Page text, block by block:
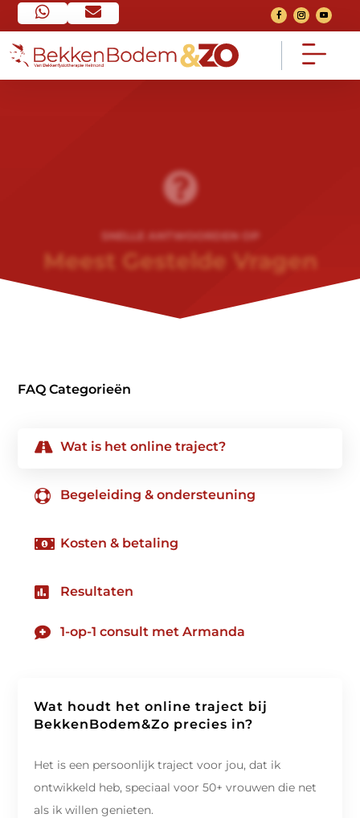
 
Voorwaarden  Het traject
Nieuws
Van social media
Consult
Een 1 op 1 gesprek

SNELLE ANTWOORDEN OP
Meest Gestelde Vragen
FAQ Categorieën
 Wat is het online traject?
 Begeleiding & ondersteuning
 Kosten & betaling
 Resultaten
 1-op-1 consult met Armanda
Wat houdt het online traject bij
BekkenBodem&Zo precies in?
Het is een persoonlijk traject voor jou, dat ik
ontwikkeld heb, speciaal voor 50+ vrouwen die net
als ik willen genieten.